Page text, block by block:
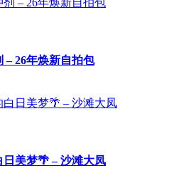
– 26年焕新自拍包
日美梦🌴 – 沙滩大凤